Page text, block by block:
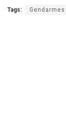
Tags: Gendarmes